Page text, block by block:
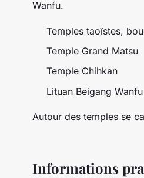
Wanfu.
Temples taoïstes,
Temple Grand Matsu
Temple Chihkan
Lituan Beigang Wanfu
Autour des temples se
Informations